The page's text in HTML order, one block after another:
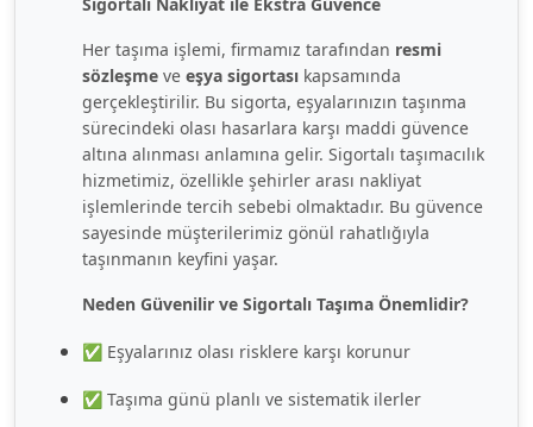
Her taşıma işlemi, firmamız tarafından resmi
sözleşme ve eşya sigortası kapsamında
gerçekleştirilir. Bu sigorta, eşyalarınızın taşınma
sürecindeki olası hasarlara karşı maddi güvence
altına alınması anlamına gelir. Sigortalı taşımacılık
hizmetimiz, özellikle şehirler arası nakliyat
işlemlerinde tercih sebebi olmaktadır. Bu güvence
sayesinde müşterilerimiz gönül rahatlığıyla
taşınmanın keyfini yaşar.
Neden Güvenilir ve Sigortalı Taşıma Önemlidir?
✅ Eşyalarınız olası risklere karşı korunur
✅ Taşıma günü planlı ve sistematik ilerler